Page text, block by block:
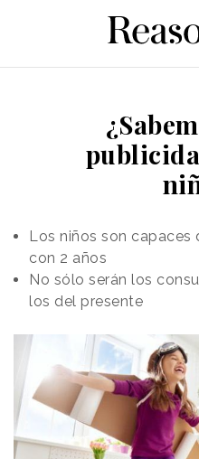
Los niños son capaces
con 2 años
No sólo serán los
los del presente